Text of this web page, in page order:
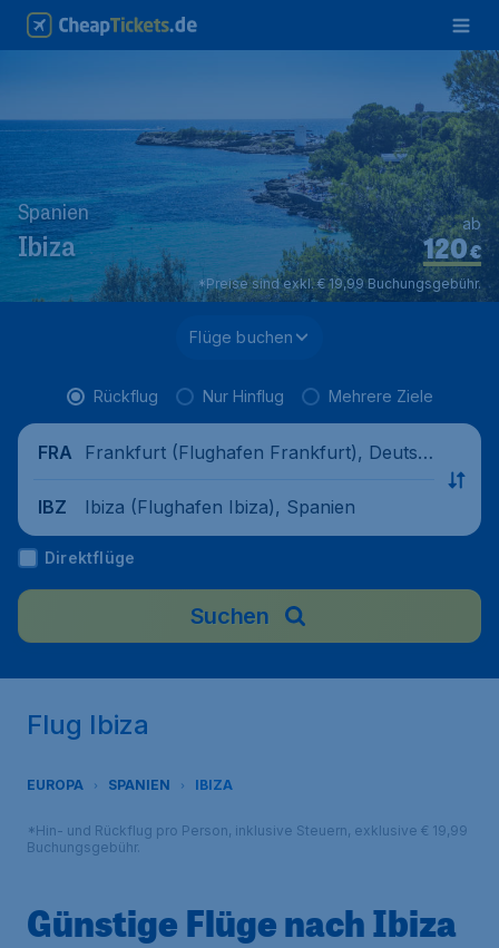
Spanien
Ibiza €
120
ab
*Preise sind exkl. € 19,99 Buchungsgebühr.
Flüge buchen
Rückflug Nur Hinflug Mehrere Ziele
FRA
Frankfurt (Flughafen Frankfurt), Deutsc
IBZ
Ibiza (Flughafen Ibiza), Spanien
Direktflüge
Suchen
Flug Ibiza
EUROPA SPANIEN IBIZA
*Hin- und Rückflug pro Person, inklusive Steuern, exklusive € 19,99
Buchungsgebühr.
Günstige Flüge nach Ibiza